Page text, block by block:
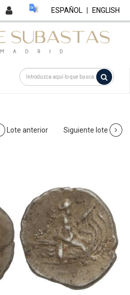
ESPAÑOL ENGLISH
Lote anterior Siguiente lote